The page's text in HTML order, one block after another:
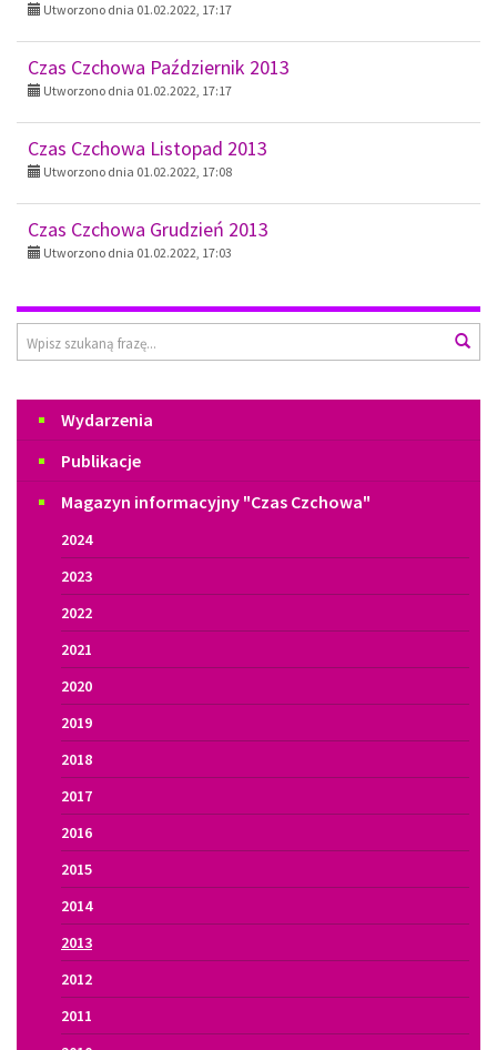
Utworzono dnia 01.02.2022, 17:17
Czas Czchowa Październik 2013
Utworzono dnia 01.02.2022, 17:17
Czas Czchowa Listopad 2013
Utworzono dnia 01.02.2022, 17:08
Czas Czchowa Grudzień 2013
Utworzono dnia 01.02.2022, 17:03
Wyszukiwarka
MenuWydarzenia
Publikacje
Magazyn informacyjny "Czas Czchowa"
2024
2023
2022
2021
2020
2019
2018
2017
2016
2015
2014
2013
2012
2011